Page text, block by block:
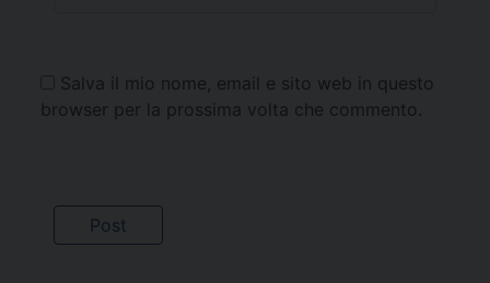
Salva il mio nome, email e sito web in questo
browser per la prossima volta che commento.